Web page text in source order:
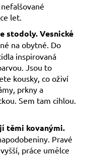
let.
stodoly. Vesnické
na obytné. Do
inspirovaná
Jsou to
kousky, co oživí
prkny a
Sem tam cihlou.
těmi kovanými.
Pravé
práce umělce